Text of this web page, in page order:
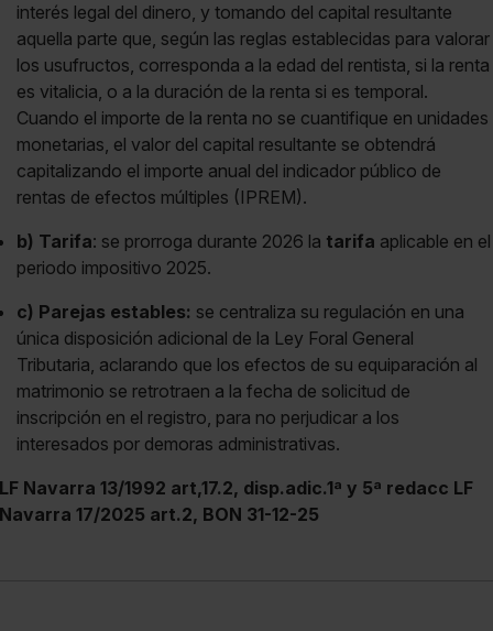
interés legal del dinero, y tomando del capital resultante
aquella parte que, según las reglas establecidas para valorar
los usufructos, corresponda a la edad del rentista, si la renta
es vitalicia, o a la duración de la renta si es temporal.
Cuando el importe de la renta no se cuantifique en unidades
monetarias, el valor del capital resultante se obtendrá
capitalizando el importe anual del indicador público de
rentas de efectos múltiples (IPREM).
b) Tarifa: se prorroga durante 2026 la tarifa aplicable en el
periodo impositivo 2025.
c) Parejas estables: se centraliza su regulación en una
única disposición adicional de la Ley Foral General
Tributaria, aclarando que los efectos de su equiparación al
matrimonio se retrotraen a la fecha de solicitud de
inscripción en el registro, para no perjudicar a los
interesados por demoras administrativas.
LF Navarra 13/1992 art,17.2, disp.adic.1ª y 5ª redacc LF
Navarra 17/2025 art.2, BON 31-12-25